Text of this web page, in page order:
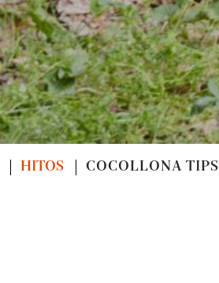
HITOS COCOLLONA TIPS